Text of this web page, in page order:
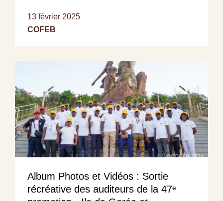
13 février 2025
COFEB
Album Photos et Vidéos : Sortie
récréative des auditeurs de la 47ᵉ